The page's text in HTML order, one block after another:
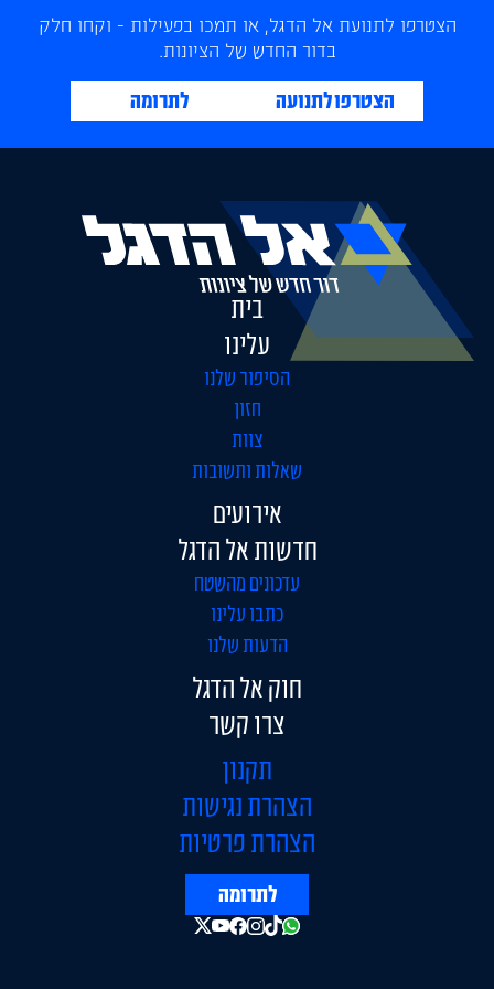
הצטרפו לתנועת אל הדגל, או תמכו בפעילות - וקחו חלק
בדור החדש של הציונות.
הצטרפו לתנועה לתרומה
בית
עלינו
הסיפור שלנו
חזון
צוות
שאלות ותשובות
אירועים
חדשות אל הדגל
עדכונים מהשטח
כתבו עלינו
הדעות שלנו
חוק אל הדגל
צרו קשר
תקנון
הצהרת נגישות
הצהרת פרטיות
לתרומה